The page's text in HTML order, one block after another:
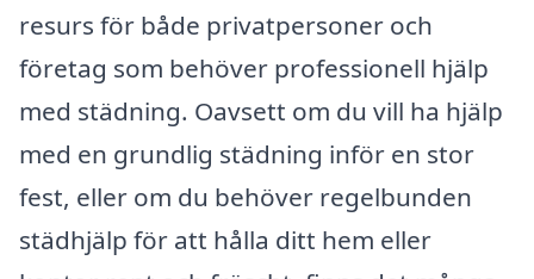
resurs för både privatpersoner och
företag som behöver professionell hjälp
med städning. Oavsett om du vill ha hjälp
med en grundlig städning inför en stor
fest, eller om du behöver regelbunden
städhjälp för att hålla ditt hem eller